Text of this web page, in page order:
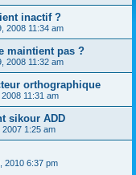
inactif ?
2008 11:34 am
maintient pas ?
2008 11:32 am
orthographique
11:31 am
sikour ADD
2007 1:25 am
2010 6:37 pm